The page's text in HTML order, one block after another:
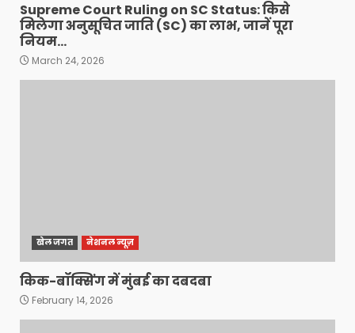
Supreme Court Ruling on SC Status: किसे
मिलेगा अनुसूचित जाति (SC) का लाभ, जानें पूरा
नियम…
March 24, 2026
खेल जगत नेशनल न्यूज़
किक-बॉक्सिंग में मुंबई का दबदबा
February 14, 2026